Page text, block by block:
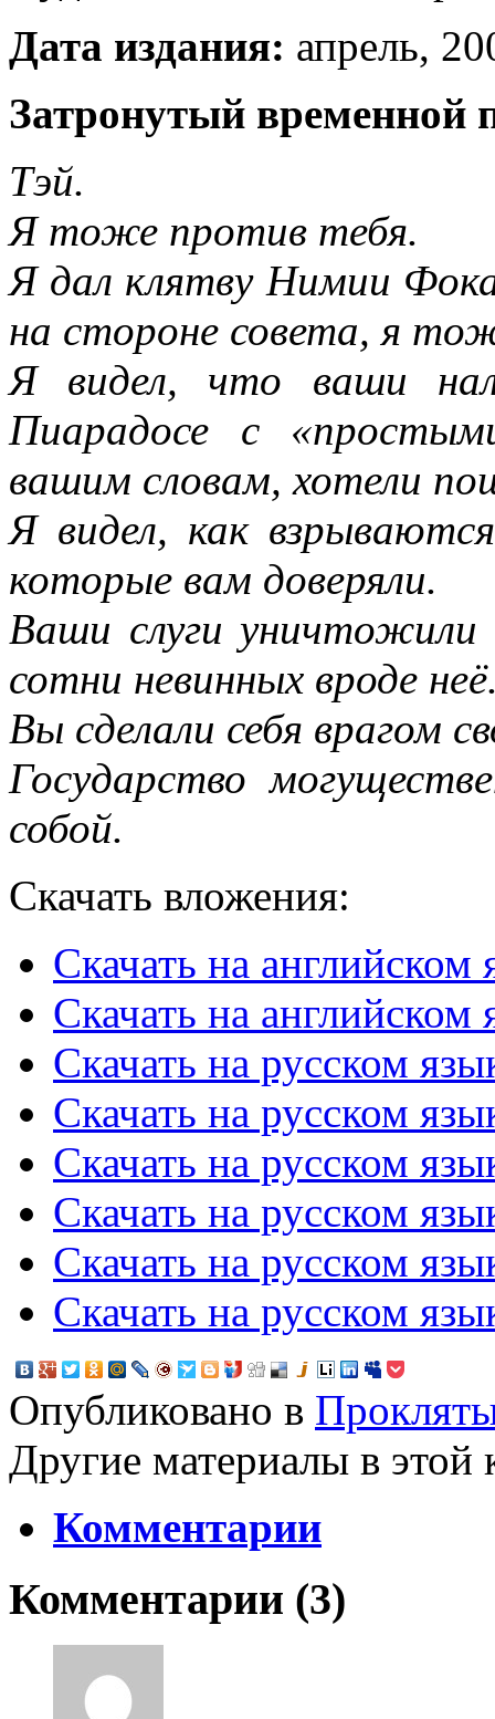
Дата издания: апрель,
Затронутый временной
Тэй.
Я тоже против тебя.
Я дал клятву Нимии
на стороне совета, я
Я видел, что ваши
Пиарадосе с
вашим словам, хотели
Я видел, как
которые вам доверяли.
Ваши слуги
сотни невинных вроде
Вы сделали себя врагом
Государство
собой.
Скачать вложения:
Скачать на английском
Скачать на английском
Скачать на русском
Скачать на русском
Скачать на русском
Скачать на русском
Скачать на русском
Скачать на русском
Опубликовано в
Другие материалы в этой
Комментарии
Комментарии (3)